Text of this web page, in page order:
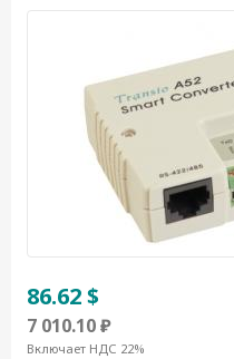
86.62 $
7 010.10 ₽
Включает НДС 22%